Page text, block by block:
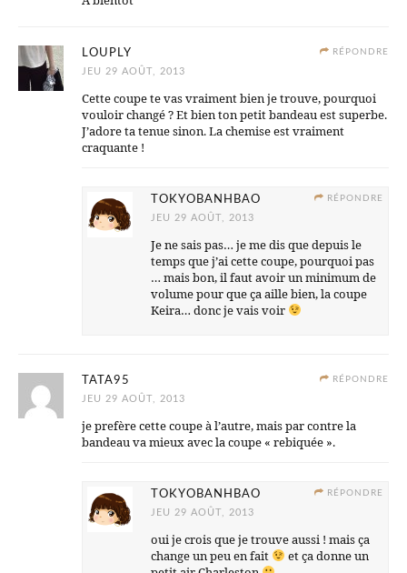
RÉPONDRE
LOUPLY
JEU 29 AOÛT, 2013
Cette coupe te vas vraiment bien je trouve, pourquoi
vouloir changé ? Et bien ton petit bandeau est superbe.
J’adore ta tenue sinon. La chemise est vraiment
craquante !
RÉPONDRE
TOKYOBANHBAO
JEU 29 AOÛT, 2013
Je ne sais pas… je me dis que depuis le
temps que j’ai cette coupe, pourquoi pas
… mais bon, il faut avoir un minimum de
volume pour que ça aille bien, la coupe
Keira… donc je vais voir
RÉPONDRE
TATA95
JEU 29 AOÛT, 2013
je prefère cette coupe à l’autre, mais par contre la
bandeau va mieux avec la coupe « rebiquée ».
RÉPONDRE
TOKYOBANHBAO
JEU 29 AOÛT, 2013
oui je crois que je trouve aussi ! mais ça
change un peu en fait
et ça donne un